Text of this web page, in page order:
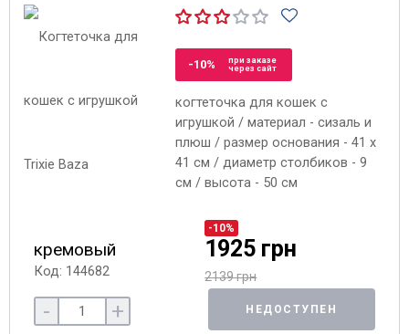
-10%
при заказе
через сайт
когтеточка для кошек с
игрушкой / материал - сизаль и
плюш / размер основания - 41 x
41 см / диаметр столбиков - 9
см / высота - 50 см
кремовый
Код: 144682
-10%
1925 грн
2139 грн
- + НЕДОСТУПЕН